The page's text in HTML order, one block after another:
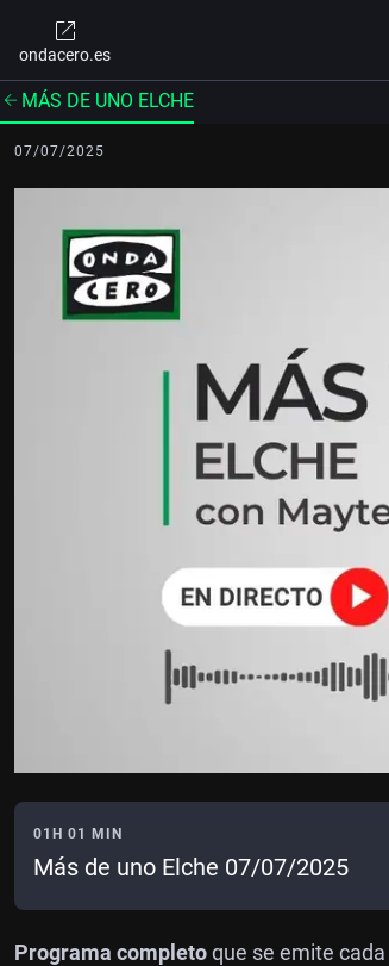
ondacero.es
MÁS DE UNO ELCHE
07/07/2025
01H 01 MIN
Más de uno Elche 07/07/2025
Programa completoque se emite cada